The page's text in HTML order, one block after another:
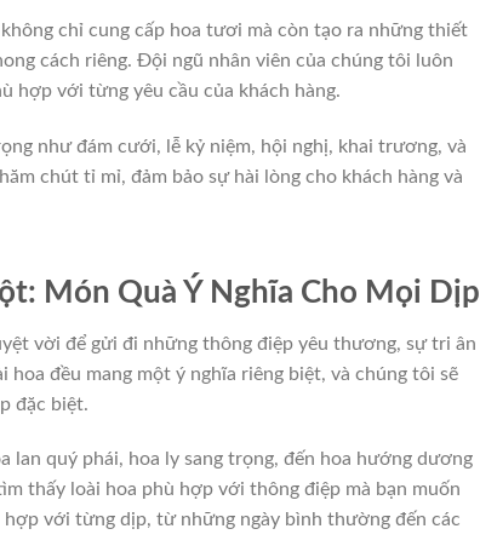
chỉ cung cấp hoa tươi mà còn tạo ra những thiết
cách riêng. Đội ngũ nhân viên của chúng tôi luôn
hợp với từng yêu cầu của khách hàng.
như đám cưới, lễ kỷ niệm, hội nghị, khai trương, và
chút tỉ mỉ, đảm bảo sự hài lòng cho khách hàng và
Món Quà Ý Nghĩa Cho Mọi Dịp
vời để gửi đi những thông điệp yêu thương, sự tri ân
đều mang một ý nghĩa riêng biệt, và chúng tôi sẽ
đặc biệt.
lan quý phái, hoa ly sang trọng, đến hoa hướng dương
thấy loài hoa phù hợp với thông điệp mà bạn muốn
với từng dịp, từ những ngày bình thường đến các